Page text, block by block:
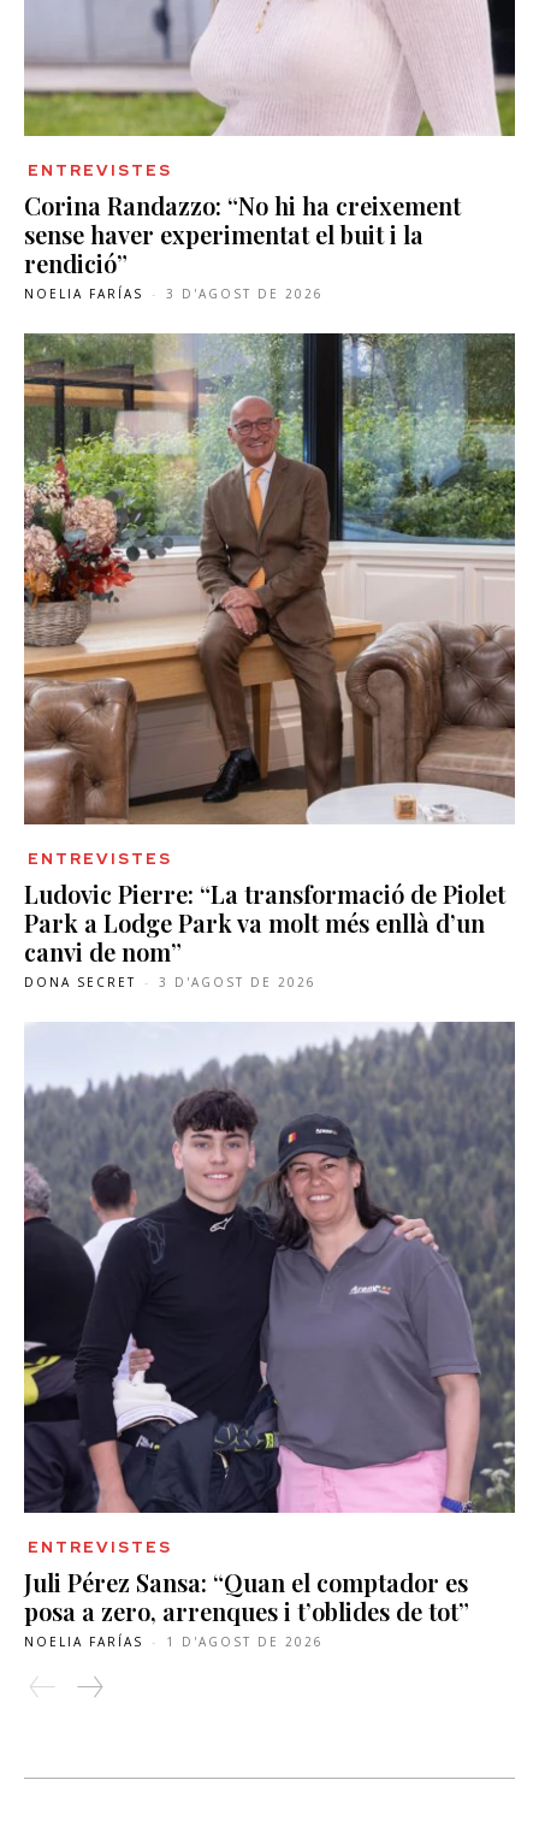
ENTREVISTES
Corina Randazzo: “No hi ha creixement
sense haver experimentat el buit i la
rendició”
NOELIA FARÍAS - 3 D'AGOST DE 2026
ENTREVISTES
Ludovic Pierre: “La transformació de Piolet
Park a Lodge Park va molt més enllà d’un
canvi de nom”
DONA SECRET - 3 D'AGOST DE 2026
ENTREVISTES
Juli Pérez Sansa: “Quan el comptador es
posa a zero, arrenques i t’oblides de tot”
NOELIA FARÍAS - 1 D'AGOST DE 2026